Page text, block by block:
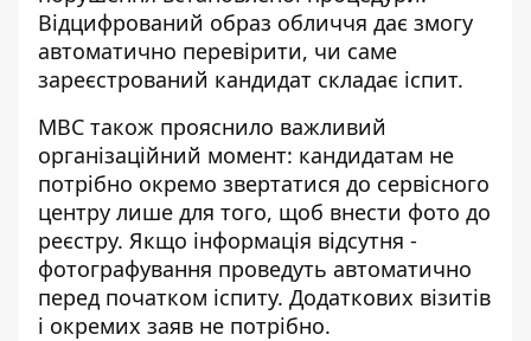
Відцифрований образ обличчя дає змогу
автоматично перевірити, чи саме
зареєстрований кандидат складає іспит.
МВС також прояснило важливий
організаційний момент: кандидатам не
потрібно окремо звертатися до сервісного
центру лише для того, щоб внести фото до
реєстру. Якщо інформація відсутня -
фотографування проведуть автоматично
перед початком іспиту. Додаткових візитів
і окремих заяв не потрібно.